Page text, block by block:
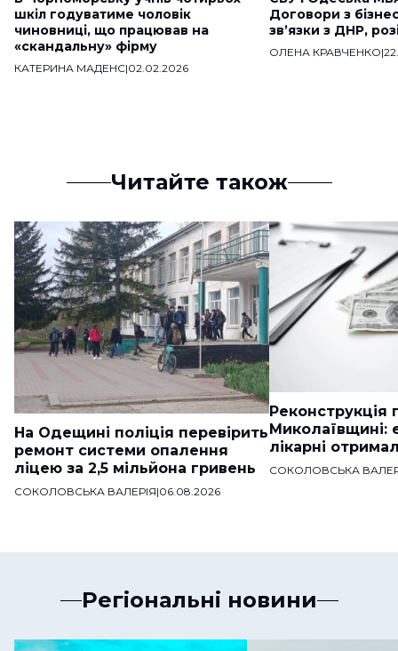
шкіл годуватиме чоловік
чиновниці, що працював на
«скандальну» фірму
КАТЕРИНА МАДЕНС|02.02.2026
Договори з
звʼязки з ДНР,
ОЛЕНА КРАВЧЕНКО|
Читайте також
На Одещині поліція перевірить
ремонт системи опалення
ліцею за 2,5 мільйона гривень
СОКОЛОВСЬКА ВАЛЕРІЯ|06.08.2026
Реконструкція
Миколаївщині:
лікарні
СОКОЛОВСЬКА
Регіональні новини